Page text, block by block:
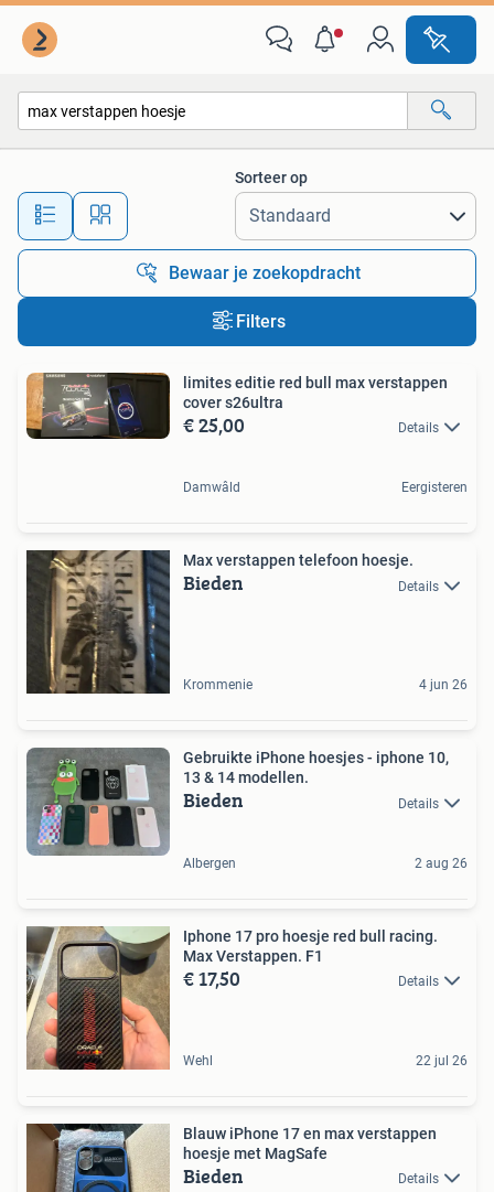
Alle afstanden…
Sorteer op
Bewaar je zoekopdracht
Filters
limites editie red bull max verstappen
cover s26ultra
€ 25,00 Details
Damwâld Eergisteren
Max verstappen telefoon hoesje.
Bieden Details
Krommenie 4 jun 26
Gebruikte iPhone hoesjes - iphone 10,
13 & 14 modellen.
Bieden Details
Albergen 2 aug 26
Iphone 17 pro hoesje red bull racing.
Max Verstappen. F1
€ 17,50 Details
Wehl 22 jul 26
Blauw iPhone 17 en max verstappen
hoesje met MagSafe
Bieden Details